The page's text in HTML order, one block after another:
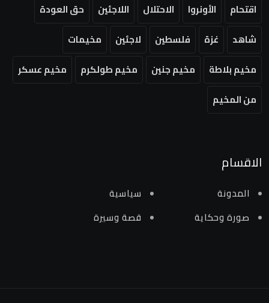
اقتحام الأونروا الاحتلال اللاجئين
حق العودة
شاهد
غزة فلسطين لاجئين
مخيمات
مخيم بلاطة
مخيم جنين مخيم طولكرم
مخيم عسكر
من المخيم
الاقسام
المدونة
سياسية
صورة وحكاية
قصة وسيرة